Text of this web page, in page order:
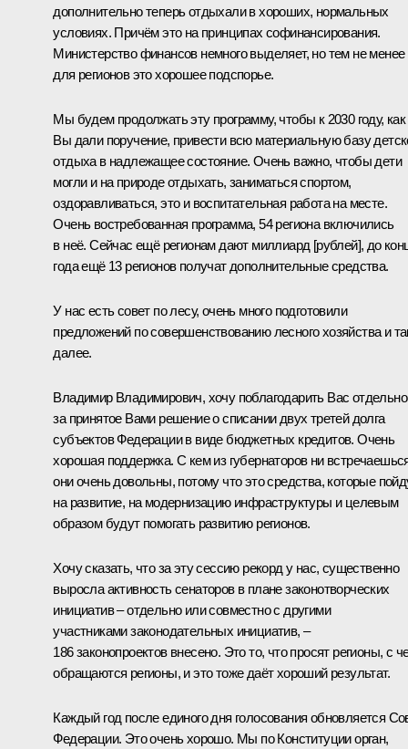
дополнительно теперь отдыхали в хороших, нормальных
условиях. Причём это на принципах софинансирования.
Министерство финансов немного выделяет, но тем не менее
для регионов это хорошее подспорье.
Мы будем продолжать эту программу, чтобы к 2030 году, как
Вы дали поручение, привести всю материальную базу
отдыха в надлежащее состояние. Очень важно, чтобы дети
могли и на природе отдыхать, заниматься спортом,
оздоравливаться, это и воспитательная работа на месте.
Очень востребованная программа, 54 региона включились
в неё. Сейчас ещё регионам дают миллиард [рублей], до
года ещё 13 регионов получат дополнительные средства.
У нас есть совет по лесу, очень много подготовили
предложений по совершенствованию лесного хозяйства и
далее.
Владимир Владимирович, хочу поблагодарить Вас отдельно
за принятое Вами решение о списании двух третей долга
субъектов Федерации в виде бюджетных кредитов. Очень
хорошая поддержка. С кем из губернаторов ни
они очень довольны, потому что это средства, которые
на развитие, на модернизацию инфраструктуры и целевым
образом будут помогать развитию регионов.
Хочу сказать, что за эту сессию рекорд у нас, существенно
выросла активность сенаторов в плане законотворческих
инициатив – отдельно или совместно с другими
участниками законодательных инициатив, –
186 законопроектов внесено. Это то, что просят регионы, с
обращаются регионы, и это тоже даёт хороший результат.
Каждый год после единого дня голосования обновляется
Федерации. Это очень хорошо. Мы по Конституции орган,